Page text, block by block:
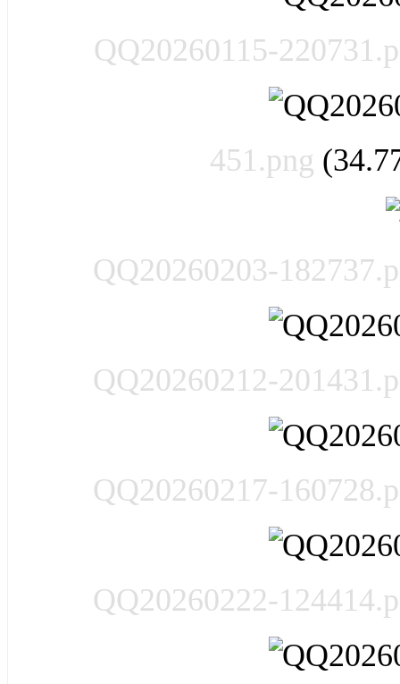
QQ20260115-
451.png
QQ20260203-
QQ20260212-
QQ20260217-
QQ20260222-